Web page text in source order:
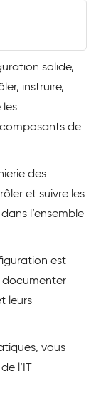
solide,
instruire,
les
de
des
et suivre les
l’ensemble
est
documenter
leurs
vous
l’IT